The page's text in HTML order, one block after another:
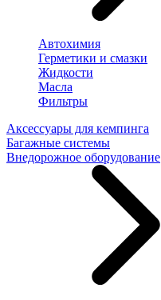
Автохимия
Герметики и смазки
Жидкости
Масла
Фильтры
Аксессуары для кемпинга
Багажные системы
Внедорожное оборудование